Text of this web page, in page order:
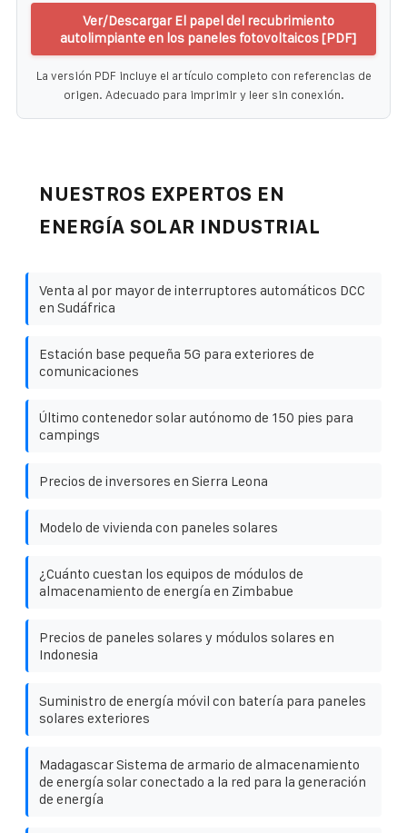
Ver/Descargar El papel del recubrimiento
autolimpiante en los paneles fotovoltaicos [PDF]
La versión PDF incluye el artículo completo con referencias de
origen. Adecuado para imprimir y leer sin conexión.
NUESTROS EXPERTOS EN
ENERGÍA SOLAR INDUSTRIAL
Venta al por mayor de interruptores automáticos DCC
en Sudáfrica
Estación base pequeña 5G para exteriores de
comunicaciones
Último contenedor solar autónomo de 150 pies para
campings
Precios de inversores en Sierra Leona
Modelo de vivienda con paneles solares
¿Cuánto cuestan los equipos de módulos de
almacenamiento de energía en Zimbabue
Precios de paneles solares y módulos solares en
Indonesia
Suministro de energía móvil con batería para paneles
solares exteriores
Madagascar Sistema de armario de almacenamiento
de energía solar conectado a la red para la generación
de energía